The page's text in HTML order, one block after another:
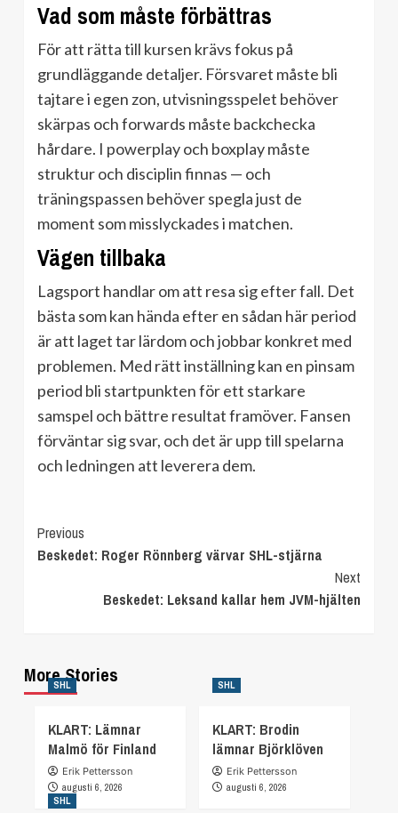
Vad som måste förbättras
För att rätta till kursen krävs fokus på
grundläggande detaljer. Försvaret måste bli
tajtare i egen zon, utvisningsspelet behöver
skärpas och forwards måste backchecka
hårdare. I powerplay och boxplay måste
struktur och disciplin finnas — och
träningspassen behöver spegla just de
moment som misslyckades i matchen.
Vägen tillbaka
Lagsport handlar om att resa sig efter fall. Det
bästa som kan hända efter en sådan här period
är att laget tar lärdom och jobbar konkret med
problemen. Med rätt inställning kan en pinsam
period bli startpunkten för ett starkare
samspel och bättre resultat framöver. Fansen
förväntar sig svar, och det är upp till spelarna
och ledningen att leverera dem.
Continue
Reading
Previous
Beskedet: Roger Rönnberg värvar SHL-stjärna
Next
Beskedet: Leksand kallar hem JVM-hjälten
More Stories
SHL
KLART: Lämnar
Malmö för Finland
Erik Pettersson
augusti 6, 2026
SHL
KLART: Brodin
lämnar Björklöven
Erik Pettersson
augusti 6, 2026
SHL